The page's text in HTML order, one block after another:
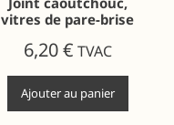
vitres de pare-brise
6,20€ TVAC
Ajouter au panier